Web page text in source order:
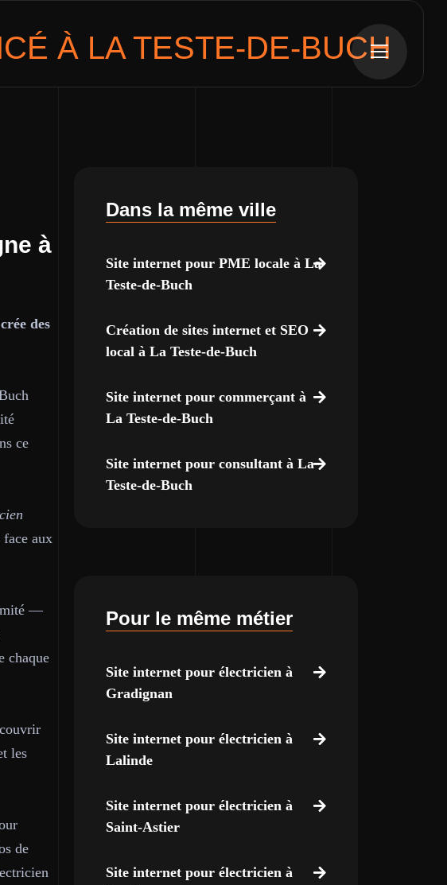
À LA TESTE-DE-BUCH
à
des
ce
face aux
—
chaque
les
de
Dans la même ville
Site internet pour PME locale à La
Teste-de-Buch
Création de sites internet et SEO
local à La Teste-de-Buch
Site internet pour commerçant à
La Teste-de-Buch
Site internet pour consultant à La
Teste-de-Buch
Pour le même métier
Site internet pour électricien à
Gradignan
Site internet pour électricien à
Lalinde
Site internet pour électricien à
Saint-Astier
Site internet pour électricien à